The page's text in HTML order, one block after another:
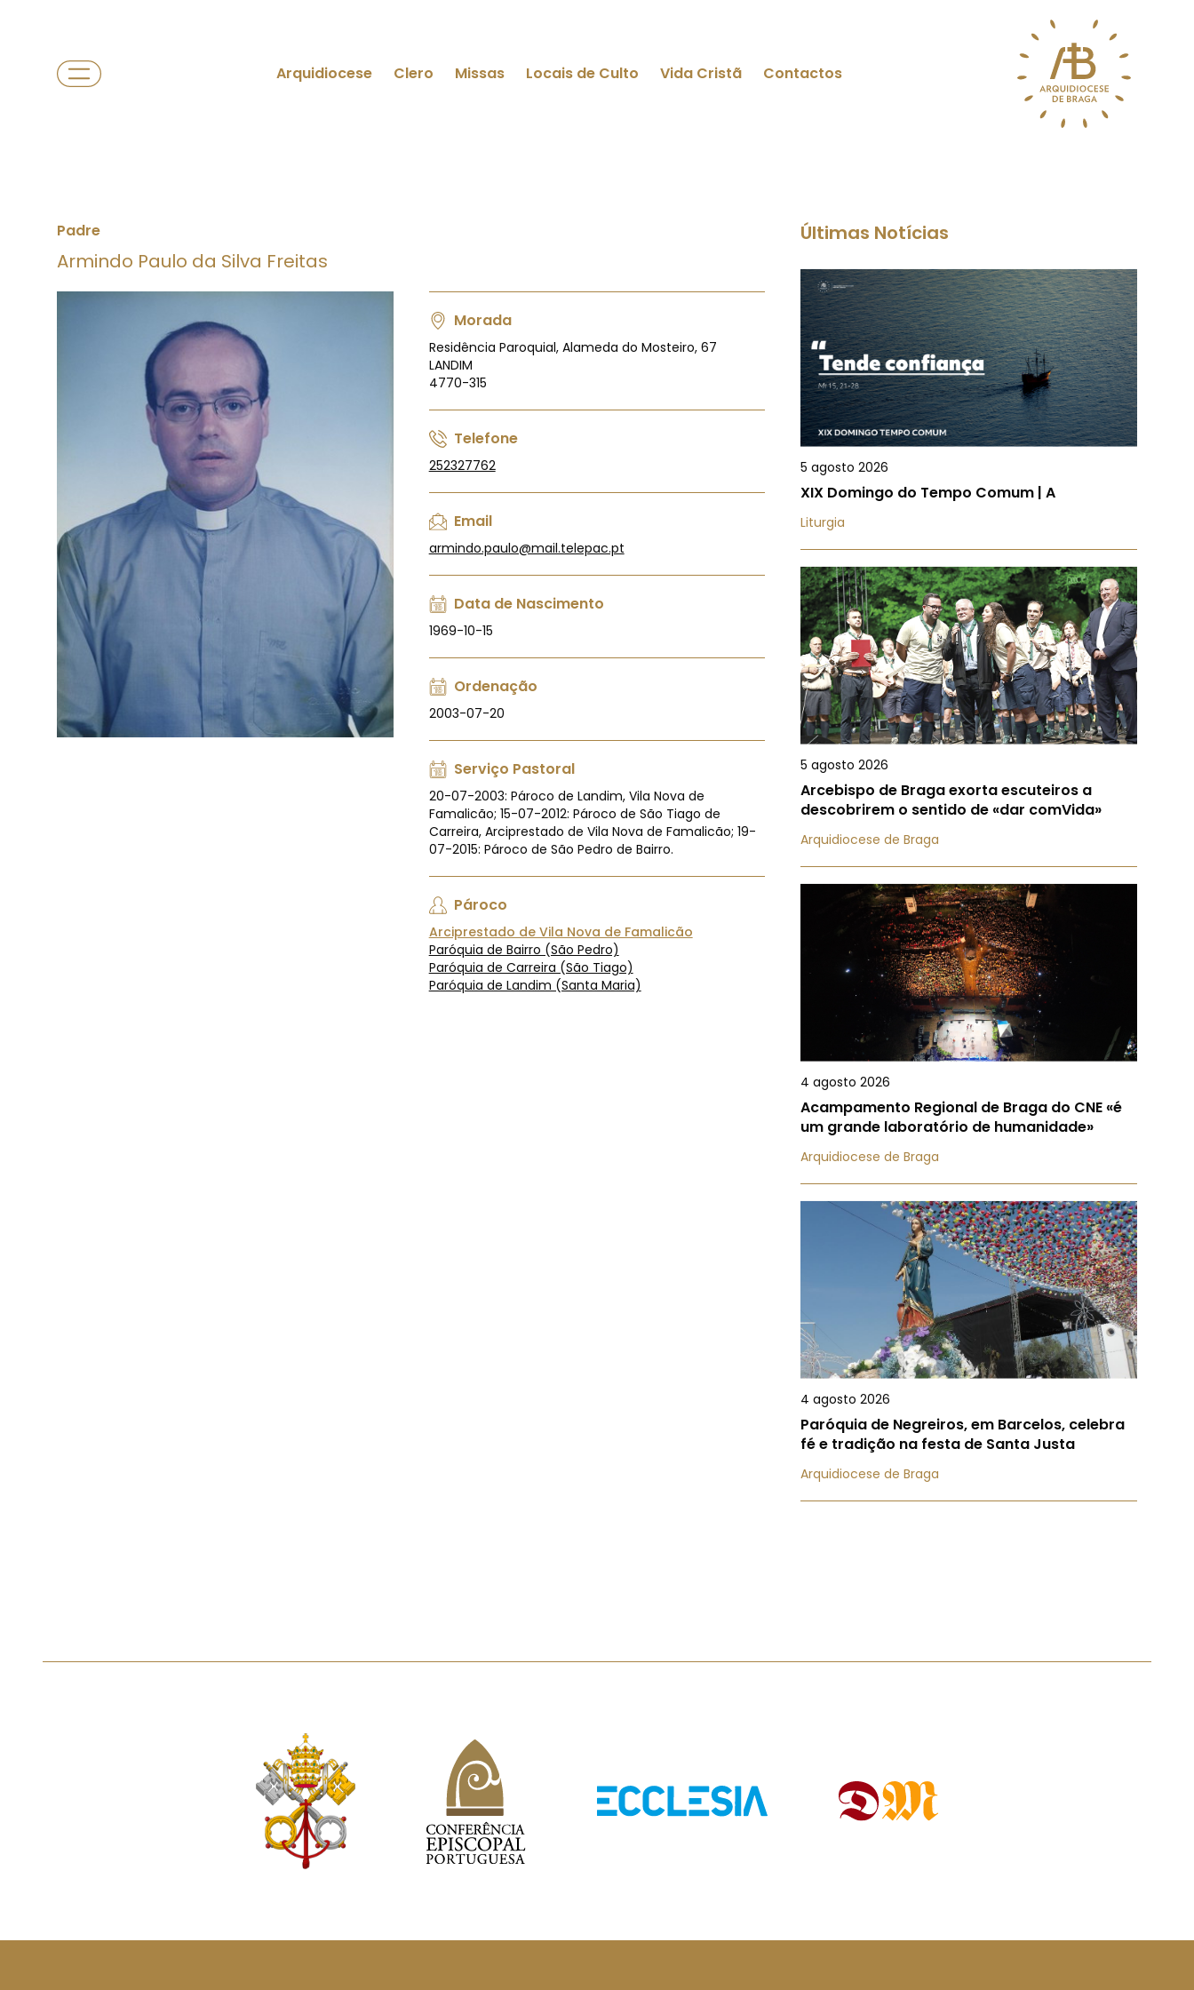
Arquidiocese Clero Missas Locais de Culto Vida Cristã Contactos
Padre
Armindo Paulo da Silva Freitas
Morada
Residência Paroquial, Alameda do Mosteiro, 67
LANDIM
4770-315
Telefone
252327762
Email
armindo.paulo@mail.telepac.pt
Data de Nascimento
1969-10-15
Ordenação
2003-07-20
Serviço Pastoral
20-07-2003: Pároco de Landim, Vila Nova de
Famalicão; 15-07-2012: Pároco de São Tiago de
Carreira, Arciprestado de Vila Nova de Famalicão; 19-
07-2015: Pároco de São Pedro de Bairro.
Pároco
Arciprestado de Vila Nova de Famalicão
Paróquia de Bairro (São Pedro)
Paróquia de Carreira (São Tiago)
Paróquia de Landim (Santa Maria)
Últimas Notícias
5 agosto 2026
XIX Domingo do Tempo Comum | A
Liturgia
5 agosto 2026
Arcebispo de Braga exorta escuteiros a
descobrirem o sentido de «dar comVida»
Arquidiocese de Braga
4 agosto 2026
Acampamento Regional de Braga do CNE «é
um grande laboratório de humanidade»
Arquidiocese de Braga
4 agosto 2026
Paróquia de Negreiros, em Barcelos, celebra
fé e tradição na festa de Santa Justa
Arquidiocese de Braga